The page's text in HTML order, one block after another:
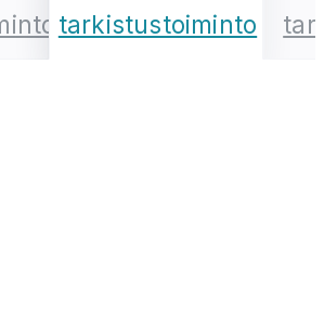
tarkistustoiminto